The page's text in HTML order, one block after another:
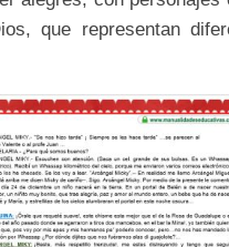
que representan